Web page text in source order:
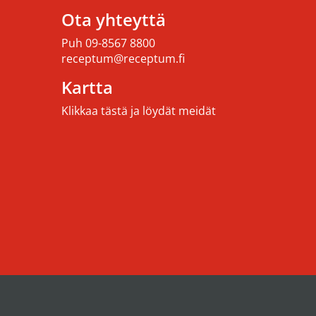
Ota yhteyttä
Puh 09-8567 8800
receptum@receptum.fi
Kartta
Klikkaa tästä ja löydät meidät